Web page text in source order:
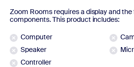
Zoom Rooms requires a display and
components. This product includes:
Computer
Speaker
Controller